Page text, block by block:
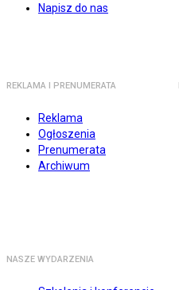
Napisz do nas
REKLAMA I PRENUMERATA
Reklama
Ogłoszenia
Prenumerata
Archiwum
NASZE WYDARZENIA